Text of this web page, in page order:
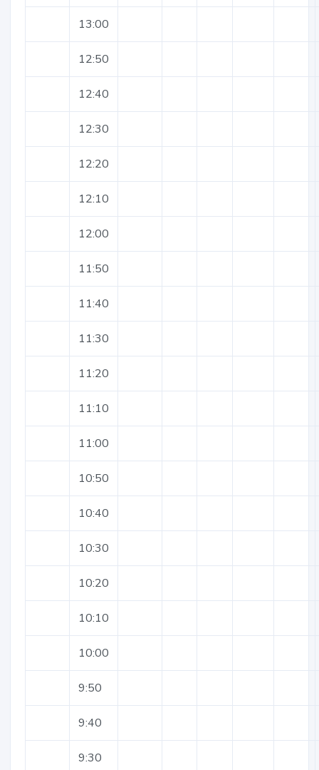
13:00
12:50
12:40
12:30
12:20
12:10
12:00
11:50
11:40
11:30
11:20
11:10
11:00
10:50
10:40
10:30
10:20
10:10
10:00
9:50
9:40
9:30